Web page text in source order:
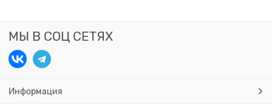
МЫ В СОЦ СЕТЯХ
Информация